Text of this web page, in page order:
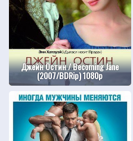
Джейн Остин / Becoming Jane
(2007/BDRip) 1080p